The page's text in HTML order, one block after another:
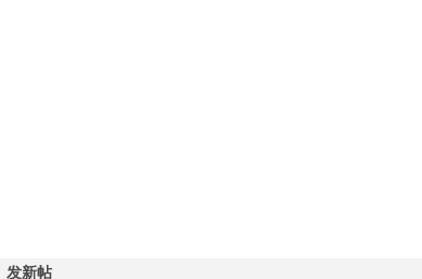
发新帖